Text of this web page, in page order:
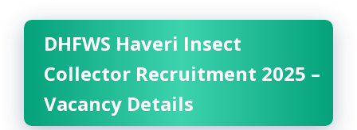
DHFWS Haveri Insect
Collector Recruitment 2025 –
Vacancy Details